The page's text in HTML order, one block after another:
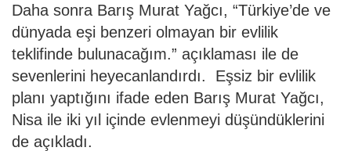
Daha sonra Barış Murat Yağcı, “Türkiye’de ve
dünyada eşi benzeri olmayan bir evlilik
teklifinde bulunacağım.” açıklaması ile de
sevenlerini heyecanlandırdı. Eşsiz bir evlilik
planı yaptığını ifade eden Barış Murat Yağcı,
Nisa ile iki yıl içinde evlenmeyi düşündüklerini
de açıkladı.